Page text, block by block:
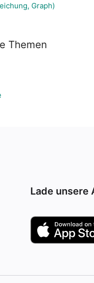
Graph)
Themen
Lade unsere